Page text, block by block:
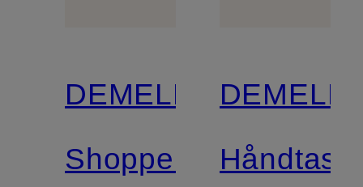
DEMELLIER
Shopper